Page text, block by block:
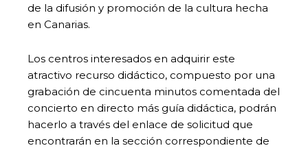
de la difusión y promoción de la cultura hecha
en Canarias.
Los centros interesados en adquirir este
atractivo recurso didáctico, compuesto por una
grabación de cincuenta minutos comentada del
concierto en directo más guía didáctica, podrán
hacerlo a través del enlace de solicitud que
encontrarán en la sección correspondiente de